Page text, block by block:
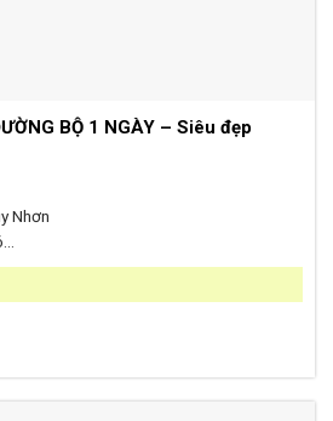
BỘ 1 NGÀY – Siêu đẹp
Nhơn